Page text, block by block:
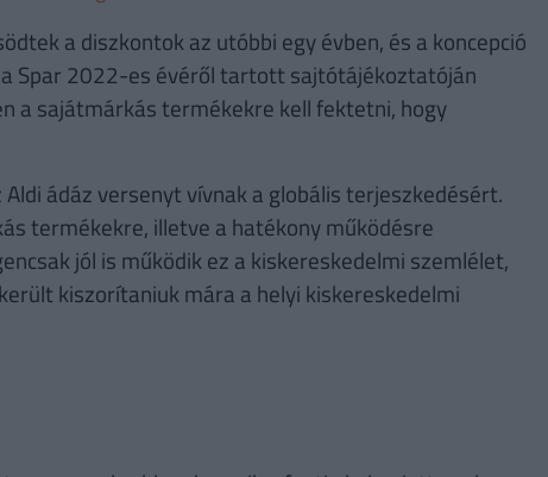
a diszkontok az utóbbi egy évben, és a koncepció
Spar 2022-es évéről tartott sajtótájékoztatóján
a sajátmárkás termékekre kell fektetni, hogy
ádáz versenyt vívnak a globális terjeszkedésért.
termékekre, illetve a hatékony működésre
jól is működik ez a kiskereskedelmi szemlélet,
kiszorítaniuk mára a helyi kiskereskedelmi